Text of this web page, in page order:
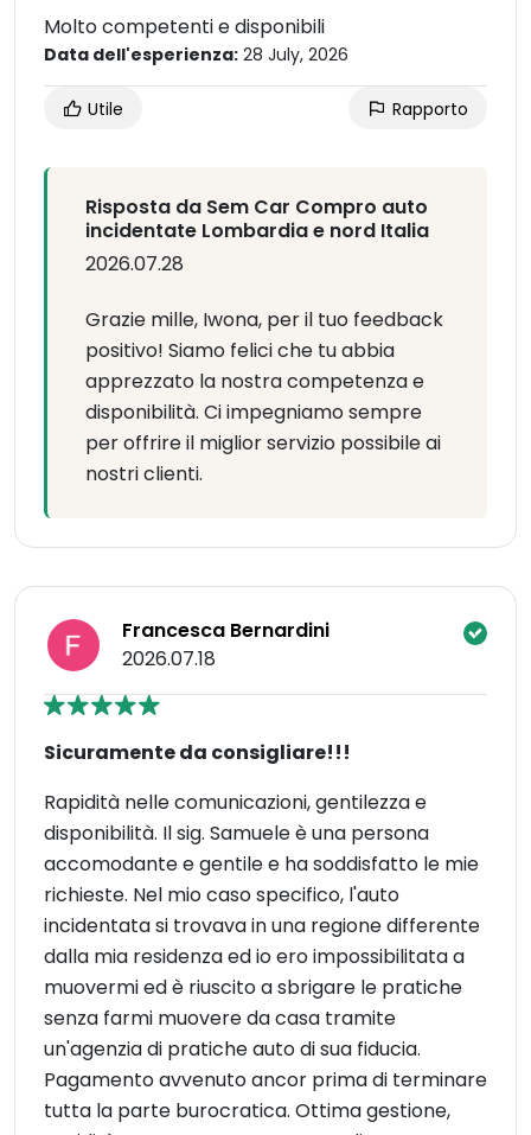
Molto competenti e disponibili
Data dell'esperienza: 28 July, 2026
Utile Rapporto
Risposta da Sem Car Compro auto
incidentate Lombardia e nord Italia
2026.07.28
Grazie mille, Iwona, per il tuo feedback
positivo! Siamo felici che tu abbia
apprezzato la nostra competenza e
disponibilità. Ci impegniamo sempre
per offrire il miglior servizio possibile ai
nostri clienti.
Francesca Bernardini
2026.07.18
Sicuramente da consigliare!!!
Rapidità nelle comunicazioni, gentilezza e
disponibilità. Il sig. Samuele è una persona
accomodante e gentile e ha soddisfatto le mie
richieste. Nel mio caso specifico, l'auto
incidentata si trovava in una regione differente
dalla mia residenza ed io ero impossibilitata a
muovermi ed è riuscito a sbrigare le pratiche
senza farmi muovere da casa tramite
un'agenzia di pratiche auto di sua fiducia.
Pagamento avvenuto ancor prima di terminare
tutta la parte burocratica. Ottima gestione,